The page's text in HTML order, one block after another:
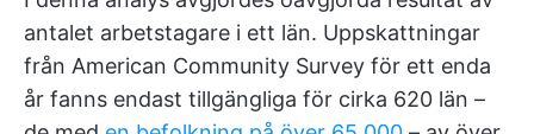
antalet arbetstagare i ett län. Uppskattningar
från American Community Survey för ett enda
år fanns endast tillgängliga för cirka 620 län –